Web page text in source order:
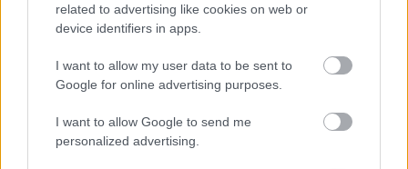
related to advertising like cookies on web or
device identifiers in apps.
I want to allow my user data to be sent to
Google for online advertising purposes.
I want to allow Google to send me
personalized advertising.
vonalvezetése. Sekélyebb szögben fordul rá, mint
adásában.
„George tovább ment egyenesebben, később